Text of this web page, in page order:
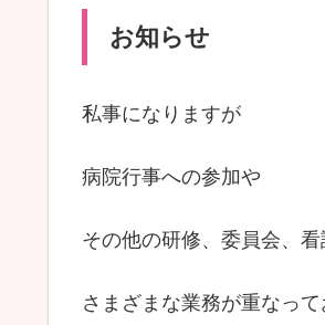
お知らせ
私事になりますが
病院行事への参加や
その他の研修、委員会、
さまざまな業務が重なって